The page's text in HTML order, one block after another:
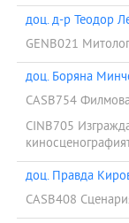
доц. д-р Теодор
GENB021
доц. Боряна
CASB754
CINB705
доц. Правда
CASB408